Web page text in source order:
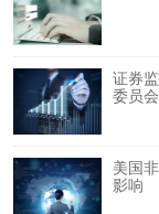
证券
委员会
美国
影响